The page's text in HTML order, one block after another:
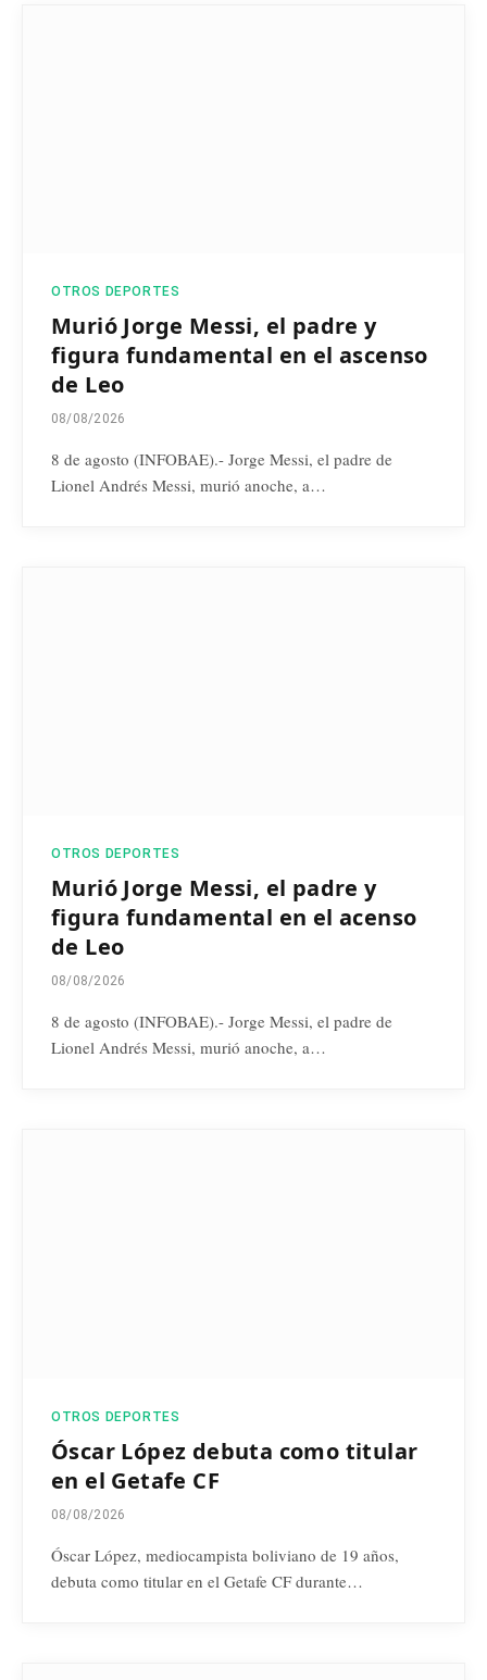
OTROS DEPORTES
Murió Jorge Messi, el padre y
figura fundamental en el ascenso
de Leo
08/08/2026
8 de agosto (INFOBAE).- Jorge Messi, el padre de
Lionel Andrés Messi, murió anoche, a…
OTROS DEPORTES
Murió Jorge Messi, el padre y
figura fundamental en el acenso
de Leo
08/08/2026
8 de agosto (INFOBAE).- Jorge Messi, el padre de
Lionel Andrés Messi, murió anoche, a…
OTROS DEPORTES
Óscar López debuta como titular
en el Getafe CF
08/08/2026
Óscar López, mediocampista boliviano de 19 años,
debuta como titular en el Getafe CF durante…